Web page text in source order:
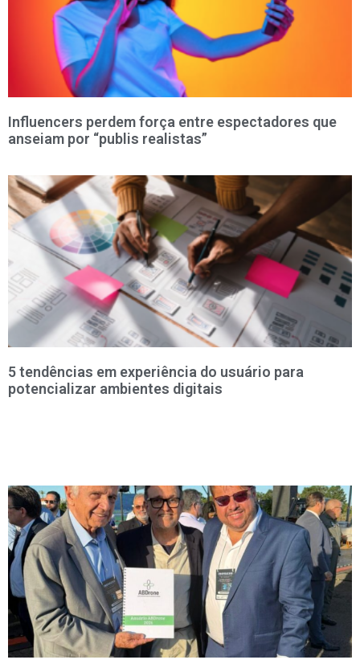
Influencers perdem força entre espectadores que
anseiam por “publis realistas”
5 tendências em experiência do usuário para
potencializar ambientes digitais